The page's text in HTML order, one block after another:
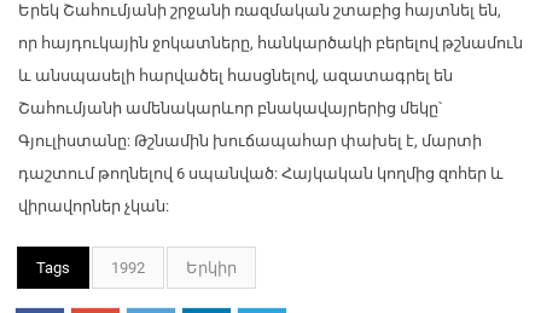
Երեկ Շահումյանի շրջանի ռազմական շտաբից հայտնել են,
որ հայդուկային ջոկատները, հանկարծակի բերելով թշնամուն
և անսպասելի հարվածել հասցնելով, ազատագրել են
Շահումյանի ամենակարևոր բնակավայրերից մեկը՝
Գյուլիստանը: Թշնամին խուճապահար փախել է, մարտի
դաշտում թողնելով 6 սպանված: Հայկական կողմից զոհեր և
վիրավորներ չկան:
Tags 1992 Երկիր